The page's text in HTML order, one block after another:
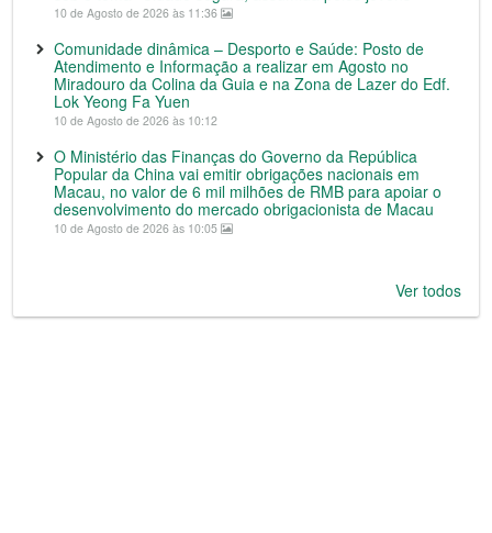
10 de Agosto de 2026 às 11:36
Comunidade dinâmica – Desporto e Saúde: Posto de
Atendimento e Informação a realizar em Agosto no
Miradouro da Colina da Guia e na Zona de Lazer do Edf.
Lok Yeong Fa Yuen
10 de Agosto de 2026 às 10:12
O Ministério das Finanças do Governo da República
Popular da China vai emitir obrigações nacionais em
Macau, no valor de 6 mil milhões de RMB para apoiar o
desenvolvimento do mercado obrigacionista de Macau
10 de Agosto de 2026 às 10:05
Ver todos